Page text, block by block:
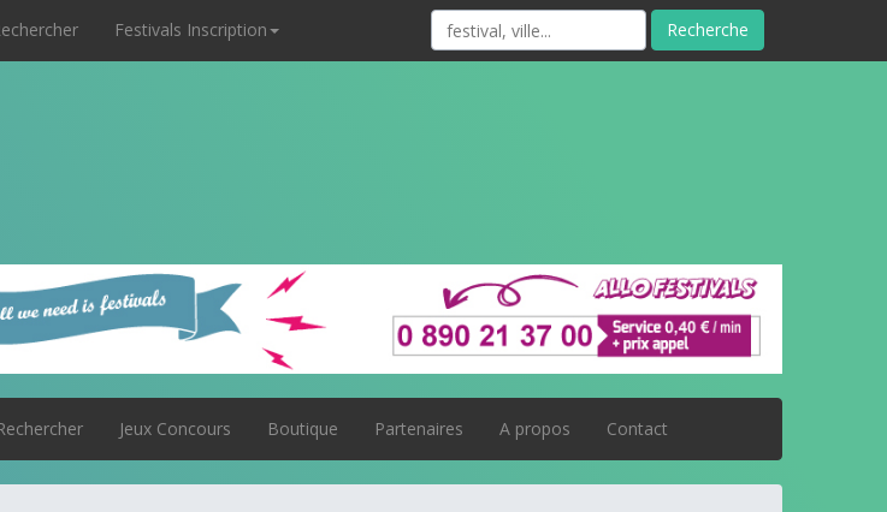
Festivals Inscription Recherche
Jeux Concours Boutique Partenaires A propos Contact